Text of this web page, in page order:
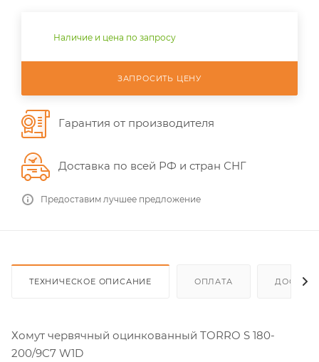
Наличие и цена по запросу
ЗАПРОСИТЬ ЦЕНУ
Гарантия от производителя
Доставка по всей РФ и стран СНГ
Предоставим лучшее предложение
ТЕХНИЧЕСКОЕ ОПИСАНИЕ ОПЛАТА
Хомут червячный оцинкованный TORRO S 180-
200/9C7 W1D